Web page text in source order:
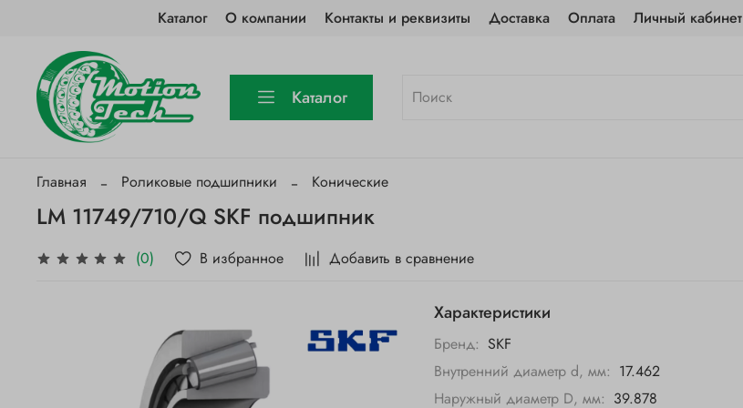
Каталог О компании Контакты и реквизиты Доставка Оплата Личный кабинет
Каталог
Главная Роликовые подшипники Конические
LM 11749/710/Q SKF подшипник
(0) В избранное Добавить в сравнение
Характеристики
Бренд: SKF
Внутренний диаметр d, мм: 17.462
Наружный диаметр D, мм: 39.878